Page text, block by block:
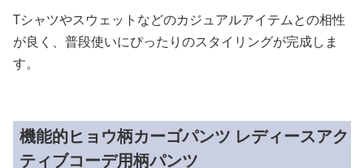
Tシャツやスウェットなどのカジュアルアイテムとの相性
が良く、普段使いにぴったりのスタイリングが完成しま
す。
機能的ヒョウ柄カーゴパンツ レディースアク
ティブコーデ用柄パンツ